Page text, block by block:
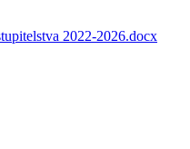
2022-2026.docx